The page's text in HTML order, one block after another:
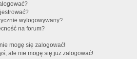
wylogowywany?
na forum?
mogę się zalogować!
ale nie mogę się już zalogować!